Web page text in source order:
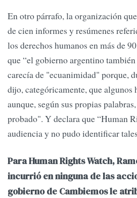
En otro párrafo, la organización
de cien informes y resúmenes
los derechos humanos en más de
que “el gobierno argentino
carecía de "ecuanimidad" porque,
dijo, categóricamente, que algunos
aunque, según sus propias
probado". Y declara que “Human
audiencia y no pudo identificar
Para Human Rights Watch,
incurrió en ninguna de las
gobierno de Cambiemos le